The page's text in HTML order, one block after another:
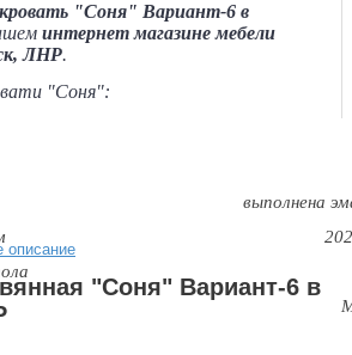
"Соня" Вариант-6 в
интернет магазине мебели
ЛНР.
"Соня":
выполнена
описание
"Соня" Вариант-6 в